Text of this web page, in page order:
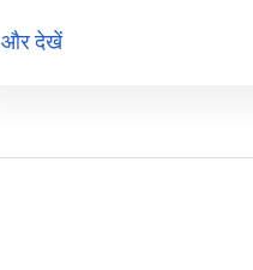
विश्लेषकों के मुताबिक FII
और देखें